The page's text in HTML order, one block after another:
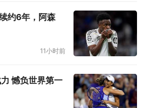
展，不过，他还没有完全恢
曼城后卫达尼洛和科林蒂安后
二。法格纳是蒂特执教科林蒂
约6年，阿森
11小时前
憾负世界第一